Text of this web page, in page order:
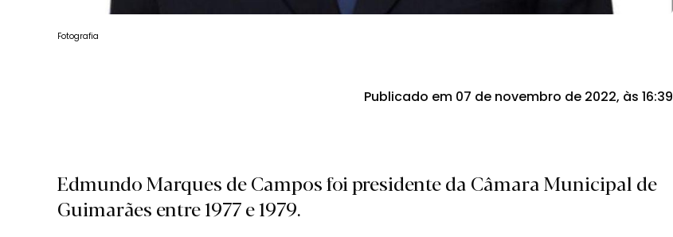
Fotografia
Publicado em 07 de novembro de 2022, às 16:39
Edmundo Marques de Campos foi presidente da Câmara Municipal de
Guimarães entre 1977 e 1979.